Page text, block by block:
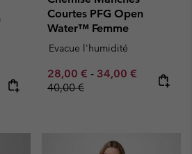
price:
price:
Courtes PFG Open
Water™ Femme
Evacue l'humidité
Minimum sale price:
28,00 € - Maximum sale
34,00 € Regular
40,00 €